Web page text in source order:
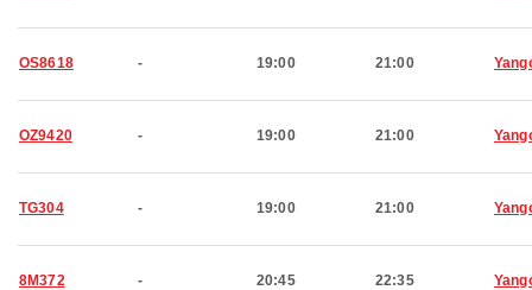
OS8618 - 19:00 21:00
OZ9420 - 19:00 21:00
TG304 - 19:00 21:00
8M372 - 20:45 22:35